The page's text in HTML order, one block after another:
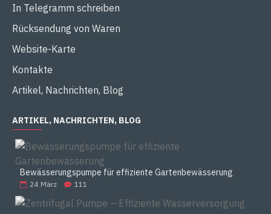
In Telegramm schreiben
Rücksendung von Waren
Website-Karte
Kontakte
Artikel, Nachrichten, Blog
ARTIKEL, NACHRICHTEN, BLOG
Bewässerungspumpe für effiziente Gartenbewässerung
24 März 111